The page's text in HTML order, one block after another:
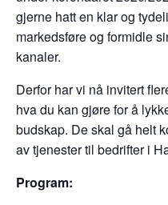
gjerne hatt en klar og
markedsføre og formidle
kanaler.
Derfor har vi nå invitert
hva du kan gjøre for å
budskap. De skal gå helt
av tjenester til bedrifter i
Program: